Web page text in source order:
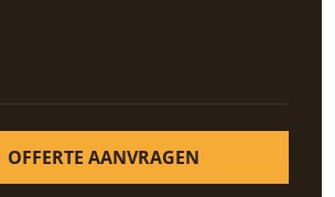
OFFERTE AANVRAGEN